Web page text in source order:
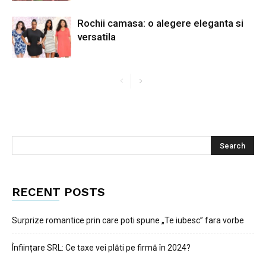
Rochii camasa: o alegere eleganta si
versatila
RECENT POSTS
Surprize romantice prin care poti spune „Te iubesc” fara vorbe
Înființare SRL: Ce taxe vei plăti pe firmă în 2024?